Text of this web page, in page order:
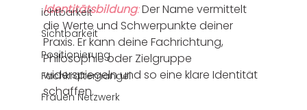
ichtbarkeit
Sichtbarkeit
Positionierung
Fachkräftemangel
Frauen Netzwerk
Identitätsbildung: Der Name vermittelt
die Werte und Schwerpunkte deiner
Praxis. Er kann deine Fachrichtung,
Philosophie oder Zielgruppe
widerspiegeln und so eine klare Identität
schaffen.